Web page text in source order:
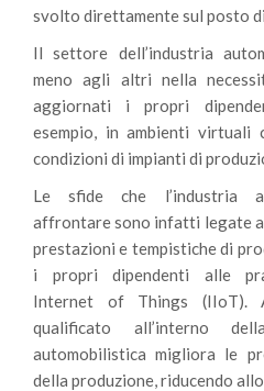
svolto direttamente sul posto
Il settore dell’industria
meno agli altri nella
aggiornati i propri
esempio, in ambienti virtuali
condizioni di impianti di
Le sfide che l’industria
affrontare sono infatti legate
prestazioni e tempistiche di
i propri dipendenti alle
Internet of Things (IIoT).
qualificato all’interno
automobilistica migliora le
della produzione, riducendo